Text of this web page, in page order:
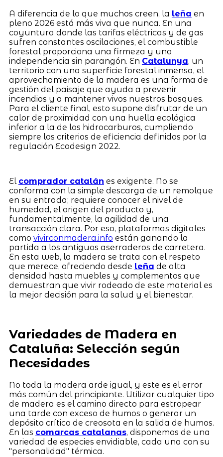
A diferencia de lo que muchos creen, la leña en
pleno 2026 está más viva que nunca. En una
coyuntura donde las tarifas eléctricas y de gas
sufren constantes oscilaciones, el combustible
forestal proporciona una firmeza y una
independencia sin parangón. En Catalunya, un
territorio con una superficie forestal inmensa, el
aprovechamiento de la madera es una forma de
gestión del paisaje que ayuda a prevenir
incendios y a mantener vivos nuestros bosques.
Para el cliente final, esto supone disfrutar de un
calor de proximidad con una huella ecológica
inferior a la de los hidrocarburos, cumpliendo
siempre los criterios de eficiencia definidos por la
regulación Ecodesign 2022.
El comprador catalán es exigente. No se
conforma con la simple descarga de un remolque
en su entrada; requiere conocer el nivel de
humedad, el origen del producto y,
fundamentalmente, la agilidad de una
transacción clara. Por eso, plataformas digitales
como vivirconmadera.info están ganando la
partida a los antiguos aserraderos de carretera.
En esta web, la madera se trata con el respeto
que merece, ofreciendo desde leña de alta
densidad hasta muebles y complementos que
demuestran que vivir rodeado de este material es
la mejor decisión para la salud y el bienestar.
Variedades de Madera en
Cataluña: Selección según
Necesidades
No toda la madera arde igual, y este es el error
más común del principiante. Utilizar cualquier tipo
de madera es el camino directo para estropear
una tarde con exceso de humos o generar un
depósito crítico de creosota en la salida de humos.
En las comarcas catalanas, disponemos de una
variedad de especies envidiable, cada una con su
"personalidad" térmica.